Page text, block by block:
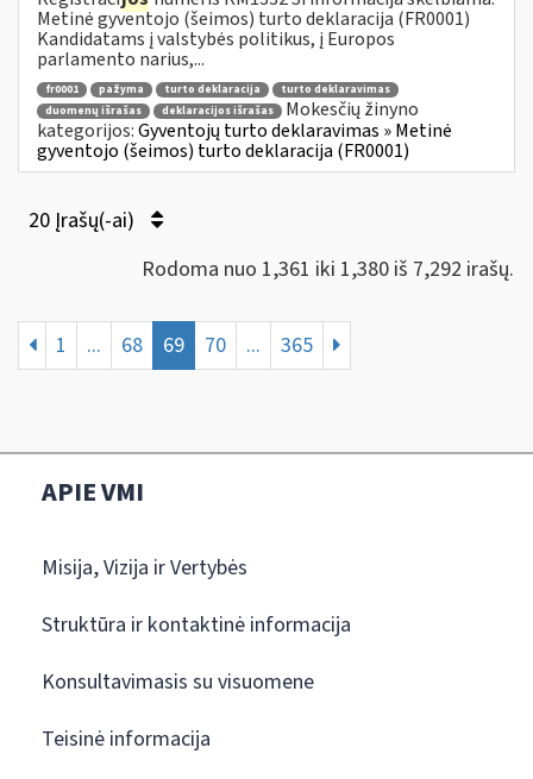
Metinė gyventojo (šeimos) turto deklaracija (FR0001)
Kandidatams į valstybės politikus, į Europos
parlamento narius,...
fr0001 pažyma turto deklaracija
turto deklaravimas
duomenų išrašas
deklaracijos išrašas
Mokesčių žinyno
kategorijos:Gyventojų turto deklaravimas » Metinė
gyventojo (šeimos) turto deklaracija (FR0001)
20 Įrašų(-ai)
Rodoma nuo 1,361 iki 1,380 iš 7,292 irašų.
1 ... 68 69 70 ... 365
APIE VMI
Misija, Vizija ir Vertybės
Struktūra ir kontaktinė informacija
Konsultavimasis su visuomene
Teisinė informacija